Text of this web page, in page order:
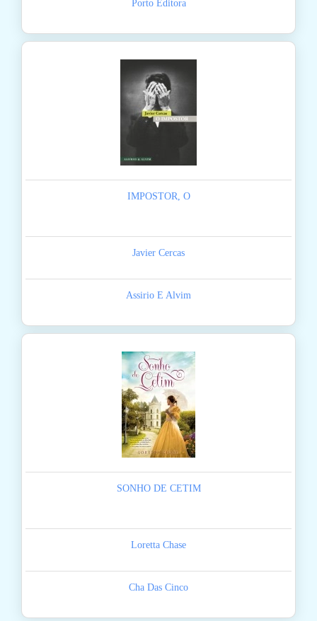
Porto Editora
IMPOSTOR, O
Javier Cercas
Assirio E Alvim
SONHO DE CETIM
Loretta Chase
Cha Das Cinco